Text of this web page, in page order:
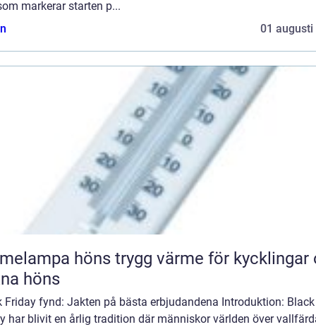
markerar starten p...
01 augusti
höns trygg värme för kycklingar och
höns
Friday fynd: Jakten på bästa erbjudandena Introduktion: Black
har blivit en årlig tradition där människor världen över